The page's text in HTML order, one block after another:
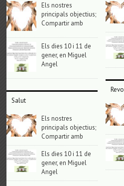
Els nostres
principals objectius;
Compartir amb
Els dies 10 i 11 de
gener, en Miguel
Angel
Salut
Els nostres
principals objectius;
Compartir amb
Els dies 10 i 11 de
gener, en Miguel
Angel